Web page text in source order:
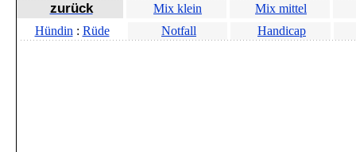
zurück Mix klein
Mix mittel
Hündin : Rüde Notfall Handicap